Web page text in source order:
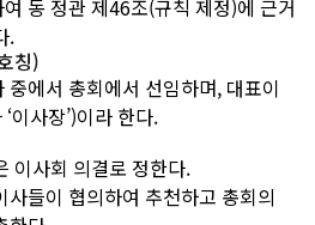
동 정관 제46조(규칙 제정)에 근거
.
칭)
에서 총회에서 선임하며, 대표이
이사장’)이라 한다.
이사회 의결로 정한다.
들이 협의하여 추천하고 총회의